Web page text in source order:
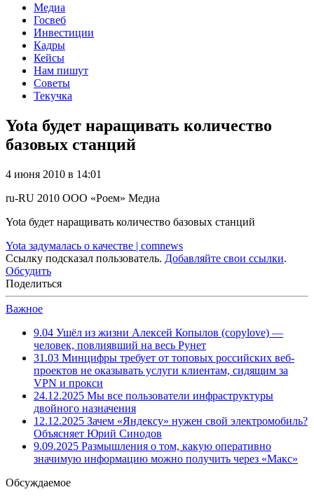
Медиа
Госвеб
Инвестиции
Кадры
Кейсы
Нам пишут
Советы
Текучка
Yota будет наращивать количество
базовых станций
4 июня 2010 в 14:01
ru-RU 2010 ООО «Роем» Медиа
Yota будет наращивать количество базовых станций
Yota задумалась о качестве | comnews
Ссылку подсказал пользователь. Добавляйте свои ссылки.
Обсудить
Поделиться
Важное
9.04 Ушёл из жизни Алексей Копылов (copylove) —
человек, повлиявший на весь Рунет
31.03 Минцифры требует от топовых российских веб-
проектов не оказывать услуги клиентам, сидящим за
VPN и прокси
24.12.2025 Мы все пользователи инфраструктуры
двойного назначения
12.12.2025 Зачем «Яндексу» нужен свой электромобиль?
Объясняет Юрий Синодов
9.09.2025 Размышления о том, какую оперативно
значимую информацию можно получить через «Макс»
Обсуждаемое